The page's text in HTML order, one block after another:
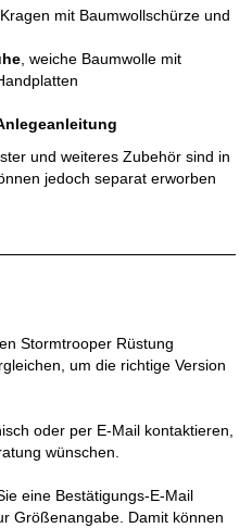
Kragen mit Baumwollschürze und
, weiche Baumwolle mit
und weiteres Zubehör sind in
jedoch separat erworben
Stormtrooper Rüstung
um die richtige Version
oder per E-Mail kontaktieren,
wünschen.
eine Bestätigungs-E-Mail
Größenangabe. Damit können